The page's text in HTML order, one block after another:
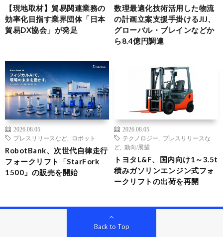
【現地取材】貿易関連業務の
効率化目指す業界団体「日本
貿易DX協会」が発足
数理最適化技術活用した物流
の計画立案支援手掛けるJIJ、
グローバル・ブレインなどか
ら8.4億円調達
2026.08.05
プレスリリースなど
ロボット
RobotBank、次世代自律走行
フォークリフト「StarFork
1500」の販売を開始
2026.08.05
テクノロジー
プレスリリースな
ど
動向/展望
トヨタL&F、国内向け1～3.5t
積みガソリンエンジン式フォ
ークリフトの出荷を再開
Back to Top